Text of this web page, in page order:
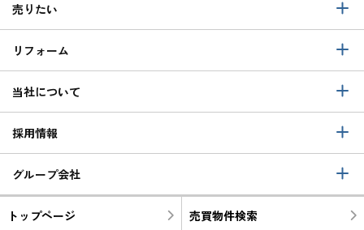
売りたい
リフォーム
当社について
採用情報
グループ会社
トップページ 売買物件検索